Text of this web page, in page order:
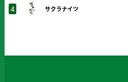
4 サクラナイツ